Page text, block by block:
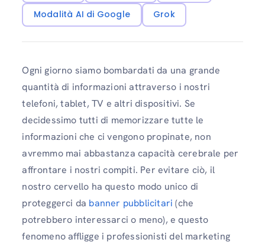
Modalità AI di Google
Grok
Ogni giorno siamo bombardati da una grande
quantità di informazioni attraverso i nostri
telefoni, tablet, TV e altri dispositivi. Se
decidessimo tutti di memorizzare tutte le
informazioni che ci vengono propinate, non
avremmo mai abbastanza capacità cerebrale per
affrontare i nostri compiti. Per evitare ciò, il
nostro cervello ha questo modo unico di
proteggerci da banner pubblicitari (che
potrebbero interessarci o meno), e questo
fenomeno affligge i professionisti del marketing